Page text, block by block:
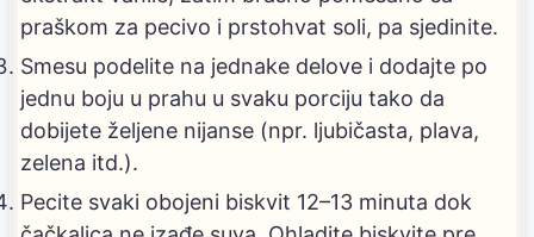
praškom za pecivo i prstohvat soli, pa sjedinite.
Smesu podelite na jednake delove i dodajte po
jednu boju u prahu u svaku porciju tako da
dobijete željene nijanse (npr. ljubičasta, plava,
zelena itd.).
Pecite svaki obojeni biskvit 12–13 minuta dok